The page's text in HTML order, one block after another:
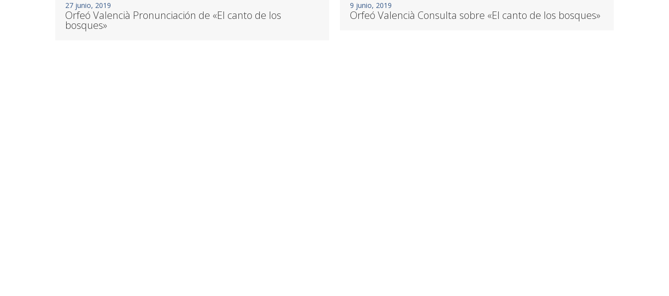
27 junio, 2019
Orfeó Valencià Pronunciación de «El canto de los
bosques»
9 junio, 2019
Orfeó Valencià Consulta sobre «El canto de los bosques»